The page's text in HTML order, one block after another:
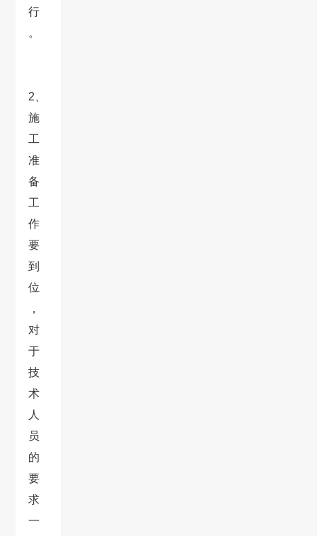
行
。
2、
施
工
准
备
工
作
要
到
位
，
对
于
技
术
人
员
的
要
求
一